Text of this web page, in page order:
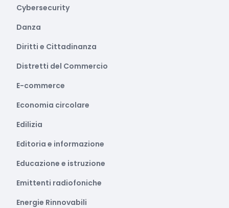
Cybersecurity
Danza
Diritti e Cittadinanza
Distretti del Commercio
E-commerce
Economia circolare
Edilizia
Editoria e informazione
Educazione e istruzione
Emittenti radiofoniche
Energie Rinnovabili